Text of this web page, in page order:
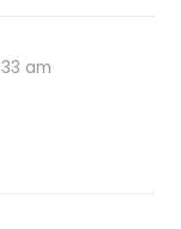
am